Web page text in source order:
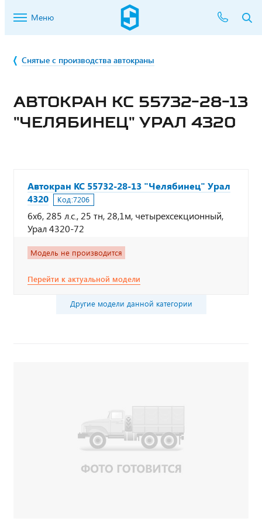
Меню
Снятые с производства автокраны
АВТОКРАН КС 55732-28-13
"ЧЕЛЯБИНЕЦ" УРАЛ 4320
Автокран КС 55732-28-13 "Челябинец" Урал
4320
Код:7206
6х6, 285 л.с., 25 тн, 28,1м, четырехсекционный,
Урал 4320-72
Модель не производится
Перейти к актуальной модели
Другие модели данной категории